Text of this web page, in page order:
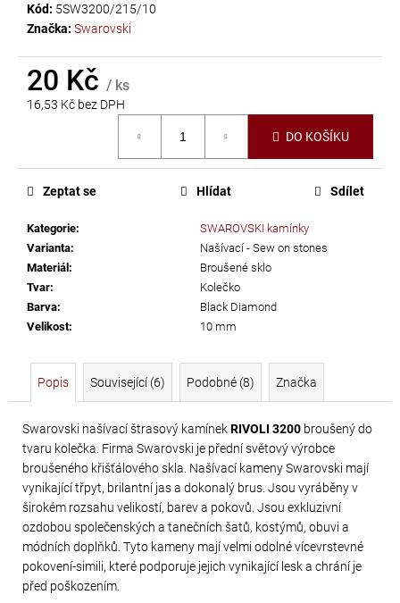
Kód: 5SW3200/215/10
Značka: Swarovski
20 Kč / ks
16,53 Kč bez DPH
DO KOŠÍKU
Kategorie:
SWAROVSKI kamínky
Varianta:
Našívací - Sew on stones
Materiál:
Broušené sklo
Tvar:
Kolečko
Barva:
Black Diamond
Velikost: 10 mm
Zeptat se Hlídat Sdílet
Popis Související (6) Podobné (8) Značka
Swarovski našívací štrasový kamínekRIVOLI 3200 broušený do
tvaru kolečka. Firma Swarovski je přední světový výrobce
broušeného křišťálového skla. Našívací kameny Swarovski mají
vynikající třpyt, brilantní jas a dokonalý brus. Jsou vyráběny v
širokém rozsahu velikostí, barev a pokovů. Jsou exkluzivní
ozdobou společenských a tanečních šatů, kostýmů, obuvi a
módních doplňků. Tyto kameny mají velmi odolné vícevrstevné
pokovení-simili, které podporuje jejich vynikající lesk a chrání je
před poškozením.
D
o
p
o
j
e
e
LEPIDLO
NA
KAMÍNKY
TEXTIL
GÜTERMANN
HT2
30
G
169